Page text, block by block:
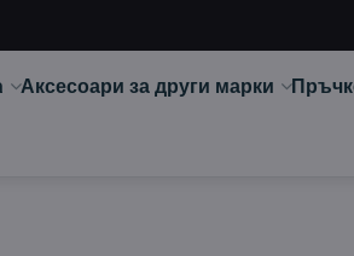
Аксесоари за други марки